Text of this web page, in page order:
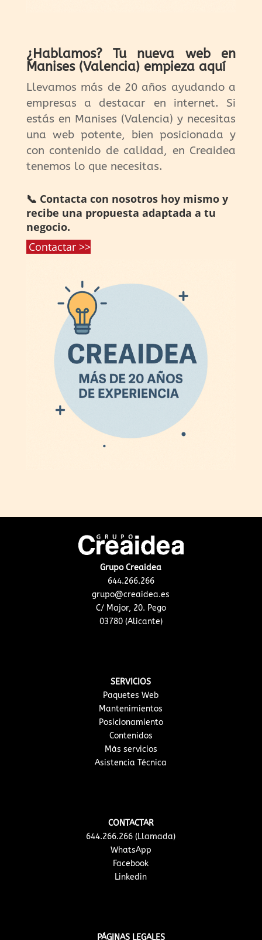
¿Hablamos? Tu nueva web en
Manises (Valencia) empieza aquí
Llevamos más de 20 años ayudando a
empresas a destacar en internet. Si
estás en Manises (Valencia) y necesitas
una web potente, bien posicionada y
con contenido de calidad, en Creaidea
tenemos lo que necesitas.
📞 Contacta con nosotros hoy mismo y
recibe una propuesta adaptada a tu
negocio.
Contactar >>
Grupo Creaidea
644.266.266
grupo@creaidea.es
C/ Major, 20. Pego
03780 (Alicante)
SERVICIOS
Paquetes Web
Mantenimientos
Posicionamiento
Contenidos
Más servicios
Asistencia Técnica
CONTACTAR
644.266.266 (Llamada)
WhatsApp
Facebook
Linkedin
PÁGINAS LEGALES